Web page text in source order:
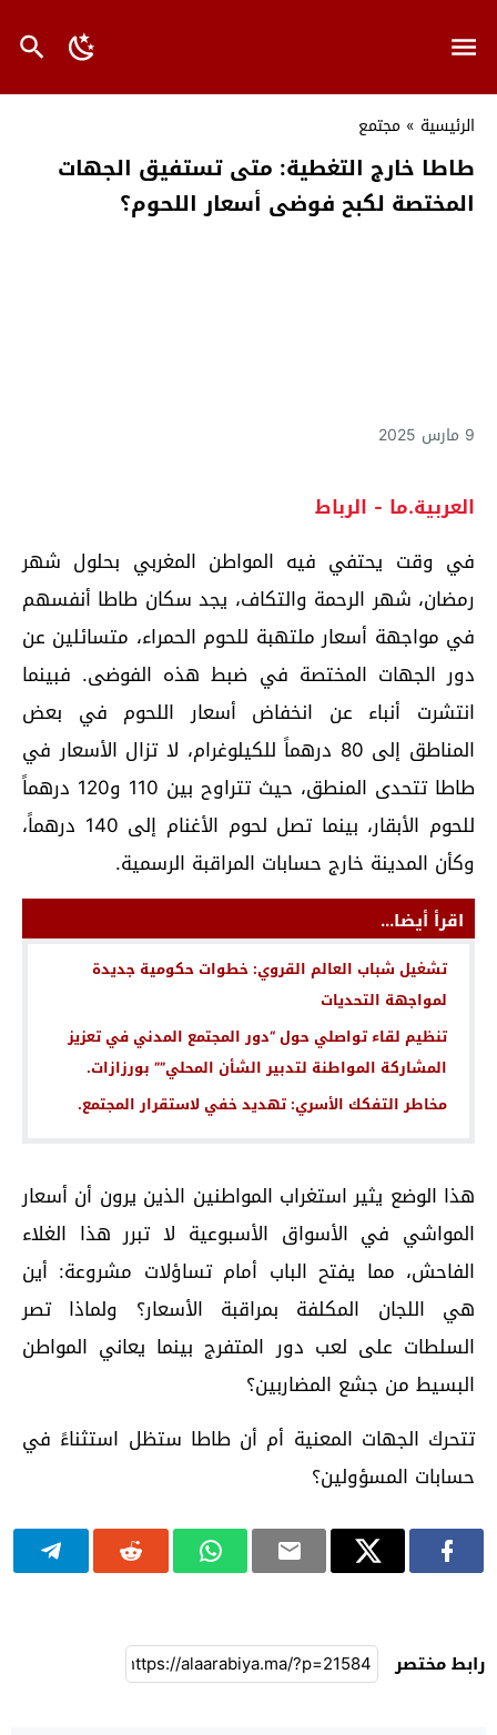
الرئيسية » مجتمع
طاطا خارج التغطية: متى تستفيق الجهات
المختصة لكبح فوضى أسعار اللحوم؟
9 مارس 2025
العربية.ما - الرباط
في وقت يحتفي فيه المواطن المغربي بحلول شهر
رمضان، شهر الرحمة والتكاف، يجد سكان طاطا أنفسهم
في مواجهة أسعار ملتهبة للحوم الحمراء، متسائلين عن
دور الجهات المختصة في ضبط هذه الفوضى. فبينما
انتشرت أنباء عن انخفاض أسعار اللحوم في بعض
المناطق إلى 80 درهماً للكيلوغرام، لا تزال الأسعار في
طاطا تتحدى المنطق، حيث تتراوح بين 110 و120 درهماً
للحوم الأبقار، بينما تصل لحوم الأغنام إلى 140 درهماً،
وكأن المدينة خارج حسابات المراقبة الرسمية.
اقرأ أيضا...
تشغيل شباب العالم القروي: خطوات حكومية جديدة
لمواجهة التحديات
تنظيم لقاء تواصلي حول “دور المجتمع المدني في تعزيز
المشاركة المواطنة لتدبير الشأن المحلي”” بورزازات.
مخاطر التفكك الأسري: تهديد خفي لاستقرار المجتمع.
هذا الوضع يثير استغراب المواطنين الذين يرون أن أسعار
المواشي في الأسواق الأسبوعية لا تبرر هذا الغلاء
الفاحش، مما يفتح الباب أمام تساؤلات مشروعة: أين
هي اللجان المكلفة بمراقبة الأسعار؟ ولماذا تصر
السلطات على لعب دور المتفرج بينما يعاني المواطن
البسيط من جشع المضاربين؟
تتحرك الجهات المعنية أم أن طاطا ستظل استثناءً في
حسابات المسؤولين؟
رابط مختصر